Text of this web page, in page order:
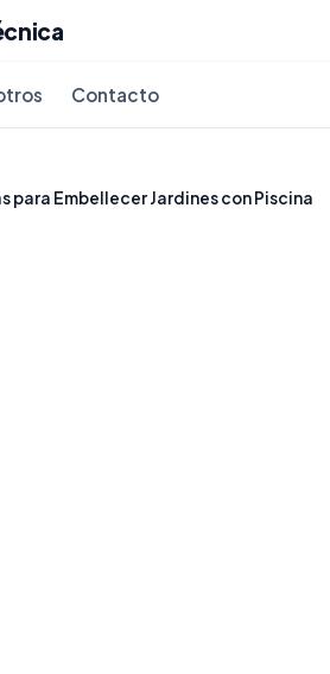
Contacto
para Embellecer Jardines con Piscina